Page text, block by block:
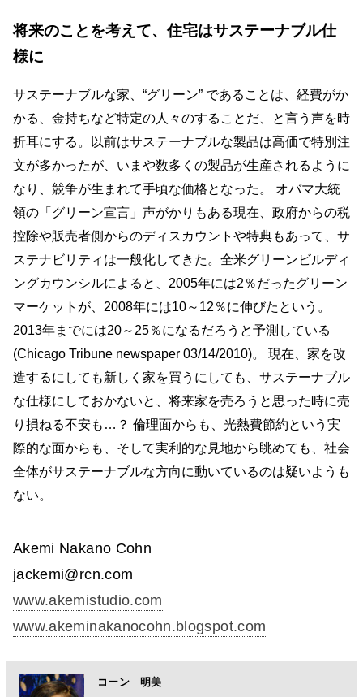
将来のことを考えて、住宅はサステーナブル仕
様に
サステーナブルな家、“グリーン” であることは、経費がか
かる、金持ちなど特定の人々のすることだ、と言う声を時
折耳にする。以前はサステーナブルな製品は高価で特別注
文が多かったが、いまや数多くの製品が生産されるように
なり、競争が生まれて手頃な価格となった。 オバマ大統
領の「グリーン宣言」声がかりもある現在、政府からの税
控除や販売者側からのディスカウントや特典もあって、サ
ステナビリティは一般化してきた。全米グリーンビルディ
ングカウンシルによると、2005年には2％だったグリーン
マーケットが、2008年には10～12％に伸びたという。
2013年までには20～25％になるだろうと予測している
(Chicago Tribune newspaper 03/14/2010)。 現在、家を改
造するにしても新しく家を買うにしても、サステーナブル
な仕様にしておかないと、将来家を売ろうと思った時に売
り損ねる不安も…？ 倫理面からも、光熱費節約という実
際的な面からも、そして実利的な見地から眺めても、社会
全体がサステーナブルな方向に動いているのは疑いようも
ない。
Akemi Nakano Cohn
jackemi@rcn.com
www.akemistudio.com
www.akeminakanocohn.blogspot.com
コーン 明美